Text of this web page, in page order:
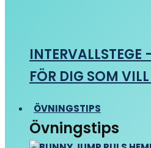
INTERVALLSTEGE
FÖR DIG SOM
ÖVNINGSTIPS
Övningstips